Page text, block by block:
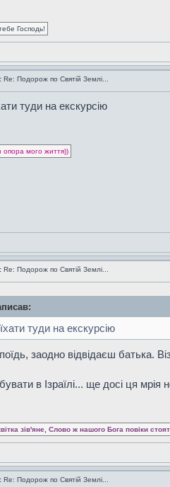
Господь!
Re: Подорож по Святій Землі...
туди на екскурсію
опора мого життя))
Re: Подорож по Святій Землі...
туди на екскурсію
заодно відвідаєш батька.
в Ізраїлі... ще досі ця мрія
зів'яне, Слово ж нашого Бога повіки
Re: Подорож по Святій Землі...